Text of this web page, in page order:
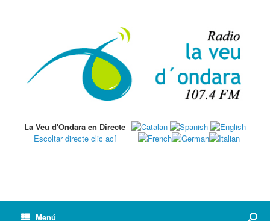
La Veu d'Ondara en Directe
Escoltar directe clic ací
Menú